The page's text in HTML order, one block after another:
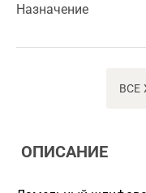
Назначение
ВСЕ
ОПИСАНИЕ